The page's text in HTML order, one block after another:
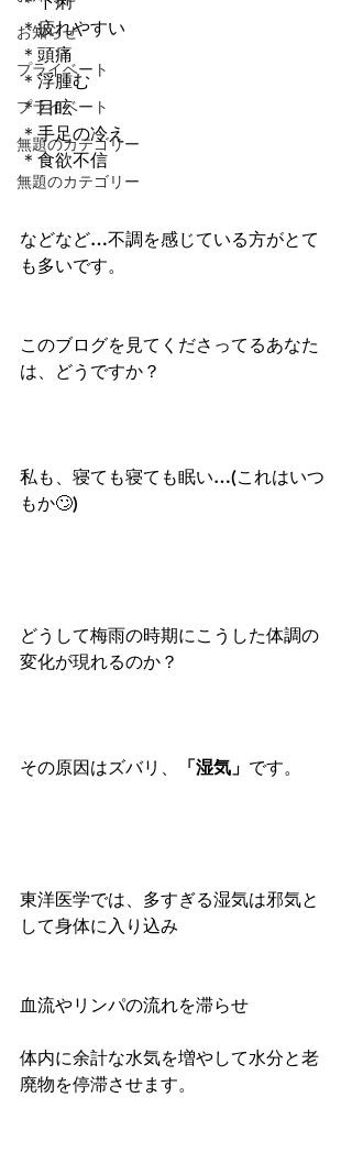
お知らせ
プライベート
プライベート
無題のカテゴリー
無題のカテゴリー
＊疲れやすい
＊頭痛
＊浮腫む
＊目眩
＊手足の冷え
＊食欲不信
などなど…不調を感じている方がとて
も多いです。
このブログを見てくださってるあなた
は、どうですか？
私も、寝ても寝ても眠い…(これはいつ
もか🙄)
どうして梅雨の時期にこうした体調の
変化が現れるのか？
その原因はズバリ、 「湿気」 です。
東洋医学では、多すぎる湿気は邪気と
して身体に入り込み
血流やリンパの流れを滞らせ
体内に余計な水気を増やして水分と老
廃物を停滞させます。